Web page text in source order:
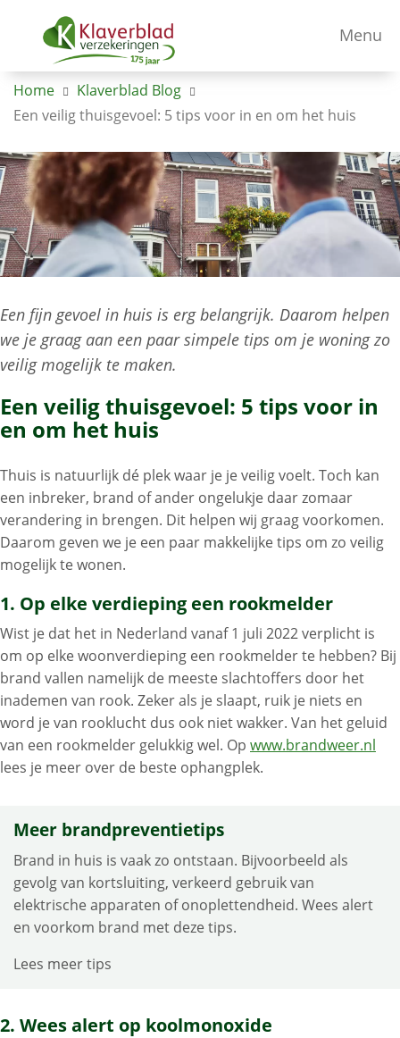
Menu
Home
Klaverblad Blog
Een veilig thuisgevoel: 5 tips voor in en om het huis
Een fijn gevoel in huis is erg belangrijk. Daarom helpen
we je graag aan een paar simpele tips om je woning zo
veilig mogelijk te maken.
Een veilig thuisgevoel: 5 tips voor in
en om het huis
Thuis is natuurlijk dé plek waar je je veilig voelt. Toch kan
een inbreker, brand of ander ongelukje daar zomaar
verandering in brengen. Dit helpen wij graag voorkomen.
Daarom geven we je een paar makkelijke tips om zo veilig
mogelijk te wonen.
1. Op elke verdieping een rookmelder
Wist je dat het in Nederland vanaf 1 juli 2022 verplicht is
om op elke woonverdieping een rookmelder te hebben? Bij
brand vallen namelijk de meeste slachtoffers door het
inademen van rook. Zeker als je slaapt, ruik je niets en
word je van rooklucht dus ook niet wakker. Van het geluid
van een rookmelder gelukkig wel. Op www.brandweer.nl
lees je meer over de beste ophangplek.
Meer brandpreventietips
Brand in huis is vaak zo ontstaan. Bijvoorbeeld als
gevolg van kortsluiting, verkeerd gebruik van
elektrische apparaten of onoplettendheid. Wees alert
en voorkom brand met deze tips.
Lees meer tips
2. Wees alert op koolmonoxide